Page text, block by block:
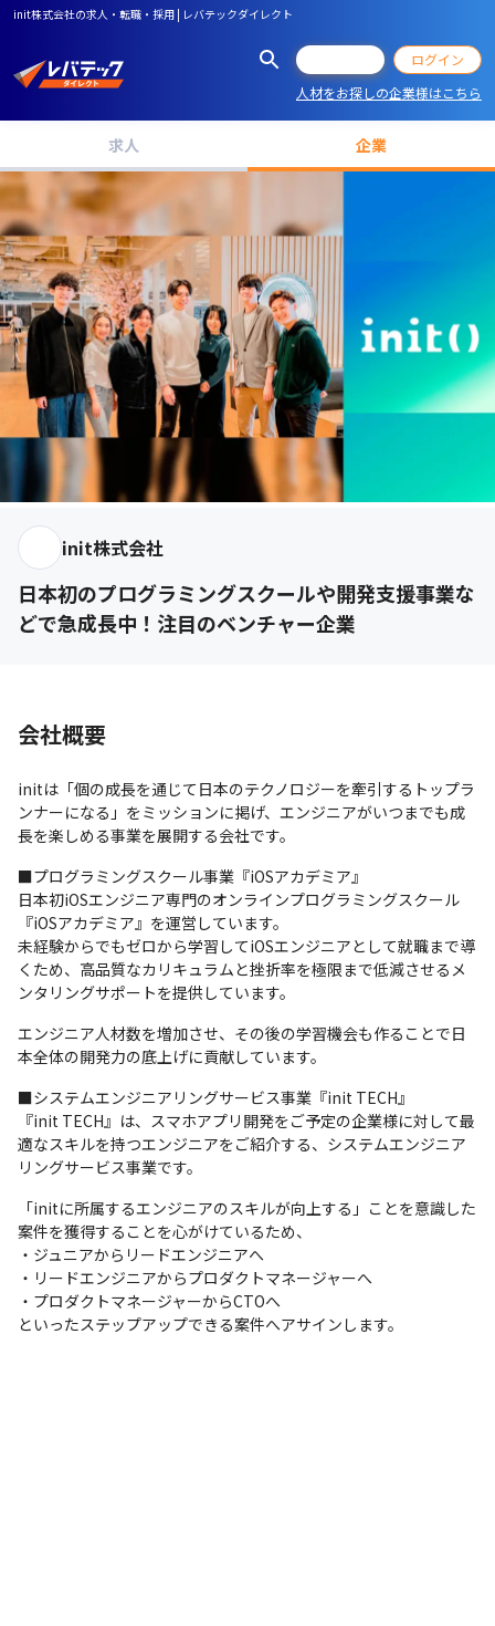
init株式会社の求人・転職・採用 | レバテックダイレクト
ログイン
人材をお探しの企業様はこちら
求人 企業
init株式会社
日本初のプログラミングスクールや開発支援事業な
どで急成長中！注目のベンチャー企業
会社概要
initは「個の成長を通じて日本のテクノロジーを牽引するトップラ
ンナーになる」をミッションに掲げ、エンジニアがいつまでも成
長を楽しめる事業を展開する会社です。
■プログラミングスクール事業『iOSアカデミア』
日本初iOSエンジニア専門のオンラインプログラミングスクール
『iOSアカデミア』を運営しています。
未経験からでもゼロから学習してiOSエンジニアとして就職まで導
くため、高品質なカリキュラムと挫折率を極限まで低減させるメ
ンタリングサポートを提供しています。
エンジニア人材数を増加させ、その後の学習機会も作ることで日
本全体の開発力の底上げに貢献しています。
■システムエンジニアリングサービス事業『init TECH』
『init TECH』は、スマホアプリ開発をご予定の企業様に対して最
適なスキルを持つエンジニアをご紹介する、システムエンジニア
リングサービス事業です。
「initに所属するエンジニアのスキルが向上する」ことを意識した
案件を獲得することを心がけているため、
・ジュニアからリードエンジニアへ
・リードエンジニアからプロダクトマネージャーへ
・プロダクトマネージャーからCTOへ
といったステップアップできる案件へアサインします。